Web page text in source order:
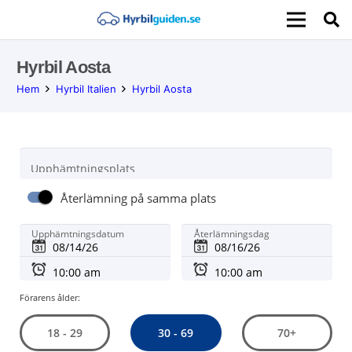
Hyrbil Aosta
Hem Hyrbil Italien Hyrbil Aosta
Upphämtningsplats
Återlämning på samma plats
Upphämtningsdatum Återlämningsdag
Förarens ålder:
18 - 29 30 - 69 70+